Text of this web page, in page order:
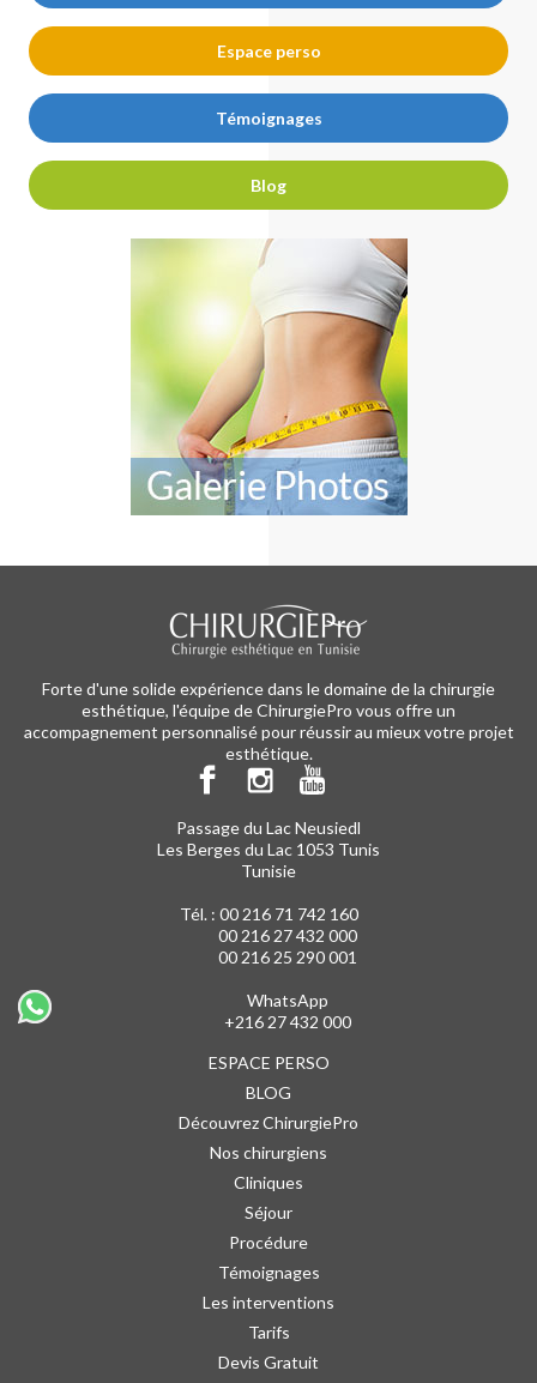
Espace perso
Témoignages
Blog
Forte d'une solide expérience dans le domaine de la chirurgie
esthétique, l'équipe de ChirurgiePro vous offre un
accompagnement personnalisé pour réussir au mieux votre projet
esthétique.
Passage du Lac Neusiedl
Les Berges du Lac 1053 Tunis
Tunisie
Tél. : 00 216 71 742 160
00 216 27 432 000
00 216 25 290 001
WhatsApp
+216 27 432 000
ESPACE PERSO
BLOG
Découvrez ChirurgiePro
Nos chirurgiens
Cliniques
Séjour
Procédure
Témoignages
Les interventions
Tarifs
Devis Gratuit